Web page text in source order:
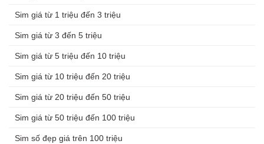
Sim giá từ 1 triệu đến 3 triệu
Sim giá từ 3 đến 5 triệu
Sim giá từ 5 triệu đến 10 triệu
Sim giá từ 10 triệu đến 20 triệu
Sim giá từ 20 triệu đến 50 triệu
Sim giá từ 50 triệu đến 100 triệu
Sim số đẹp giá trên 100 triệu